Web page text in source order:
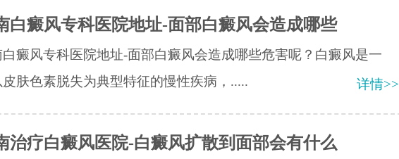
白癜风专科医院地址-面部白癜风会造成哪些
白癜风专科医院地址-面部白癜风会造成哪些危害呢？白癜风是一
肤色素脱失为典型特征的慢性疾病，.....
详情>>
治疗白癜风医院-白癜风扩散到面部会有什么